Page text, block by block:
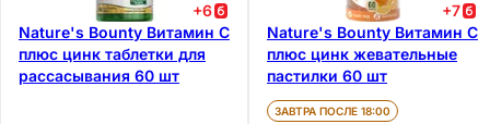
+6
Nature's Bounty Витамин С
плюс цинк таблетки для
рассасывания 60 шт
+7
Nature's Bounty Витамин С
плюс цинк жевательные
пастилки 60 шт
ЗАВТРА ПОСЛЕ 18:00